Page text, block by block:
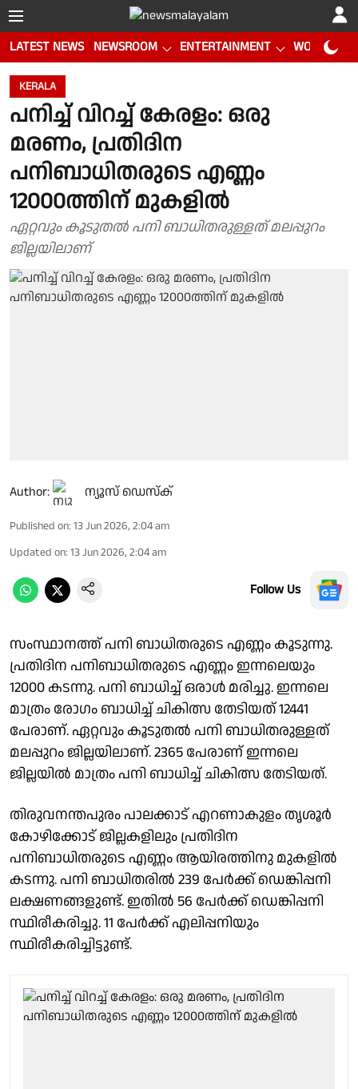
LATEST NEWS NEWSROOM ENTERTAINMENT WORLD CUP
KERALA
പനിച്ച് വിറച്ച് കേരളം: ഒരു
മരണം, പ്രതിദിന
പനിബാധിതരുടെ എണ്ണം
12000ത്തിന് മുകളിൽ
ഏറ്റവും കൂടുതൽ പനി ബാധിതരുള്ളത് മലപ്പുറം
ജില്ലയിലാണ്
Author: ന്യൂസ് ഡെസ്ക്
Published on: 13 Jun 2026, 2:04 am
Updated on: 13 Jun 2026, 2:04 am
Follow Us
സംസ്ഥാനത്ത് പനി ബാധിതരുടെ എണ്ണം കൂടുന്നു.
പ്രതിദിന പനിബാധിതരുടെ എണ്ണം ഇന്നലെയും
12000 കടന്നു. പനി ബാധിച്ച് ഒരാൾ മരിച്ചു. ഇന്നലെ
മാത്രം രോഗം ബാധിച്ച് ചികിത്സ തേടിയത് 12441
പേരാണ്. ഏറ്റവും കൂടുതൽ പനി ബാധിതരുള്ളത്
മലപ്പുറം ജില്ലയിലാണ്. 2365 പേരാണ് ഇന്നലെ
ജില്ലയിൽ മാത്രം പനി ബാധിച്ച് ചികിത്സ തേടിയത്.
തിരുവനന്തപുരം പാലക്കാട് എറണാകുളം തൃശൂർ
കോഴിക്കോട് ജില്ലകളിലും പ്രതിദിന
പനിബാധിതരുടെ എണ്ണം ആയിരത്തിനു മുകളിൽ
കടന്നു. പനി ബാധിതരിൽ 239 പേർക്ക് ഡെങ്കിപ്പനി
ലക്ഷണങ്ങളുണ്ട്. ഇതിൽ 56 പേർക്ക് ഡെങ്കിപ്പനി
സ്ഥിരീകരിച്ചു. 11 പേർക്ക് എലിപ്പനിയും
സ്ഥിരീകരിച്ചിട്ടുണ്ട്.